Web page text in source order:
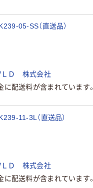
05-SS（直送品）
Ｄ 株式会社
配送料が含まれています。
11-3L（直送品）
Ｄ 株式会社
配送料が含まれています。